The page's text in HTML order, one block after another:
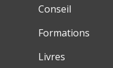
Conseil
Formations
Livres